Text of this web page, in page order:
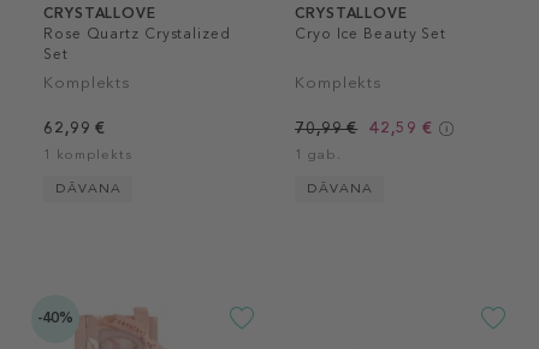
CRYSTALLOVE
Rose Quartz Crystalized
Set
Komplekts
62,99 €
1 komplekts
DĀVANA
CRYSTALLOVE
Cryo Ice Beauty Set
Komplekts
70,99 € 42,59 €
1 gab.
DĀVANA
-40%